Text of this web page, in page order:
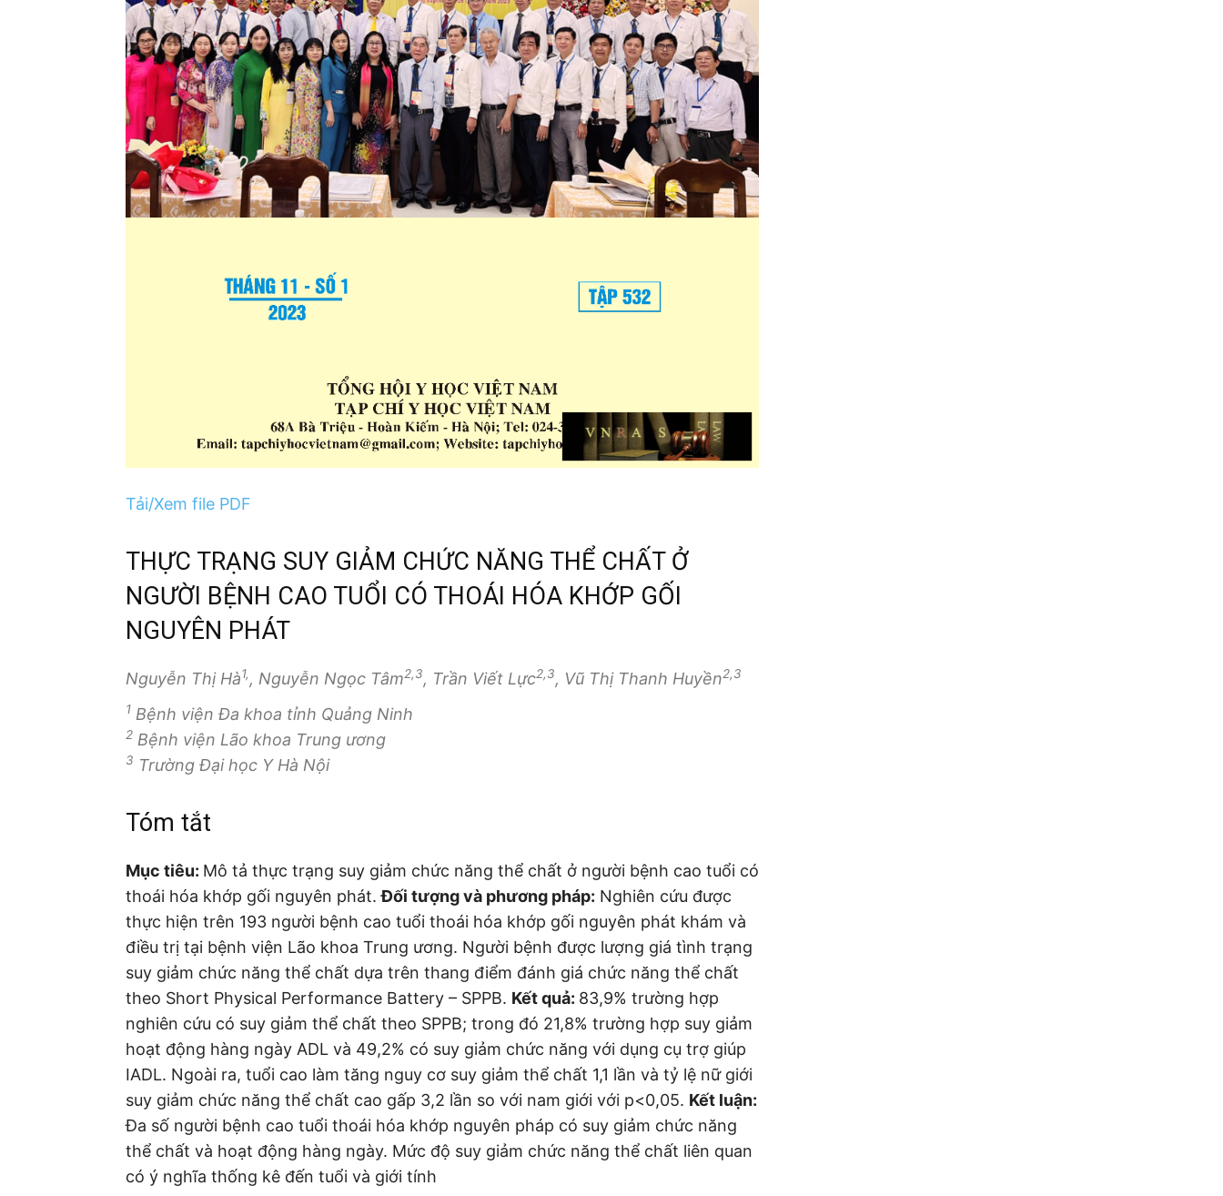
Tải/Xem file PDF
THỰC TRẠNG SUY GIẢM CHỨC NĂNG THỂ CHẤT Ở
NGƯỜI BỆNH CAO TUỔI CÓ THOÁI HÓA KHỚP GỐI
NGUYÊN PHÁT
Nguyễn Thị Hà1,, Nguyễn Ngọc Tâm2,3, Trần Viết Lực2,3, Vũ Thị Thanh Huyền2,3
1 Bệnh viện Đa khoa tỉnh Quảng Ninh
2 Bệnh viện Lão khoa Trung ương
3 Trường Đại học Y Hà Nội
Tóm tắt
Mục tiêu: Mô tả thực trạng suy giảm chức năng thể chất ở người bệnh cao tuổi có
thoái hóa khớp gối nguyên phát.Đối tượng và phương pháp: Nghiên cứu được
thực hiện trên 193 người bệnh cao tuổi thoái hóa khớp gối nguyên phát khám và
điều trị tại bệnh viện Lão khoa Trung ương. Người bệnh được lượng giá tình trạng
suy giảm chức năng thể chất dựa trên thang điểm đánh giá chức năng thể chất
theo Short Physical Performance Battery – SPPB. Kết quả: 83,9% trường hợp
nghiên cứu có suy giảm thể chất theo SPPB; trong đó 21,8% trường hợp suy giảm
hoạt động hàng ngày ADL và 49,2% có suy giảm chức năng với dụng cụ trợ giúp
IADL. Ngoài ra, tuổi cao làm tăng nguy cơ suy giảm thể chất 1,1 lần và tỷ lệ nữ giới
suy giảm chức năng thể chất cao gấp 3,2 lần so với nam giới với p<0,05. Kết luận:
Đa số người bệnh cao tuổi thoái hóa khớp nguyên pháp có suy giảm chức năng
thể chất và hoạt động hàng ngày. Mức độ suy giảm chức năng thể chất liên quan
có ý nghĩa thống kê đến tuổi và giới tính